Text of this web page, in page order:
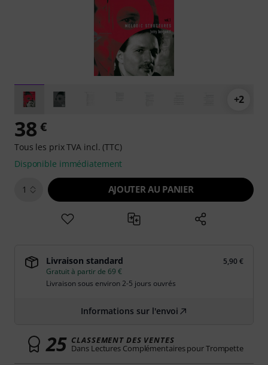
+2
38 €
Tous les prix TVA incl. (TTC)
Disponible immédiatement
1 AJOUTER AU PANIER
Livraison standard
5,90 €
Gratuit à partir de 69 €
Livraison sous environ 2-5 jours ouvrés
Informations sur l'envoi
25 CLASSEMENT DES VENTES
Dans Lectures Complémentaires pour Trompette